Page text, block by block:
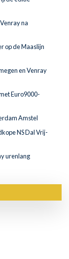
na
op de Maaslijn
en Venray
Euro9000-
Amstel
NS Dal Vrij-
urenlang